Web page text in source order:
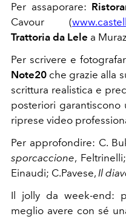
Per assaporare:
Cavour (
Trattoria da Lele a
Per scrivere e
Note20 che grazie alla
scrittura realistica e
posteriori
riprese video
Per approfondire: C.
sporcaccione,
Einaudi; C.Pavese, Il
Il jolly da week-end:
meglio avere con sé